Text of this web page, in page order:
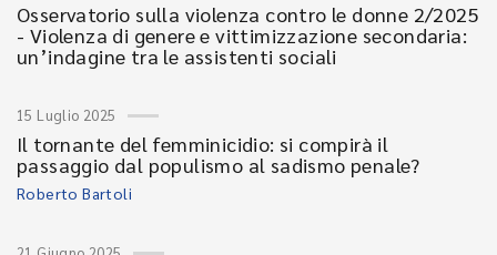
Osservatorio sulla violenza contro le donne 2/2025
- Violenza di genere e vittimizzazione secondaria:
un’indagine tra le assistenti sociali
15 Luglio 2025
Il tornante del femminicidio: si compirà il
passaggio dal populismo al sadismo penale?
Roberto Bartoli